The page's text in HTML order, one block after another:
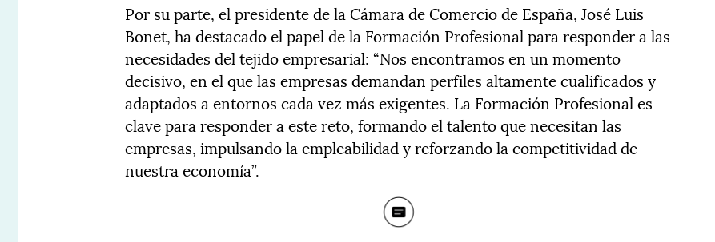
Por su parte, el presidente de la Cámara de Comercio de España, José Luis
Bonet, ha destacado el papel de la Formación Profesional para responder a las
necesidades del tejido empresarial: “Nos encontramos en un momento
decisivo, en el que las empresas demandan perfiles altamente cualificados y
adaptados a entornos cada vez más exigentes. La Formación Profesional es
clave para responder a este reto, formando el talento que necesitan las
empresas, impulsando la empleabilidad y reforzando la competitividad de
nuestra economía”.